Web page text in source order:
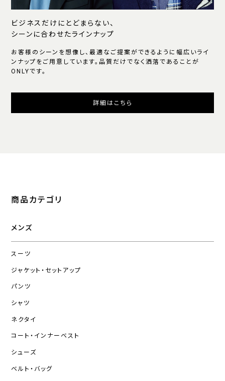
ビジネスだけにとどまらない、
シーンに合わせたラインナップ
お客様のシーンを想像し、最適なご提案ができるように幅広いライ
ンナップをご用意しています。品質だけでなく洒落であることが
ONLYです。
詳細はこちら
商品カテゴリ
メンズ
スーツ
ジャケット・セットアップ
パンツ
シャツ
ネクタイ
コート・インナーベスト
シューズ
ベルト・バッグ